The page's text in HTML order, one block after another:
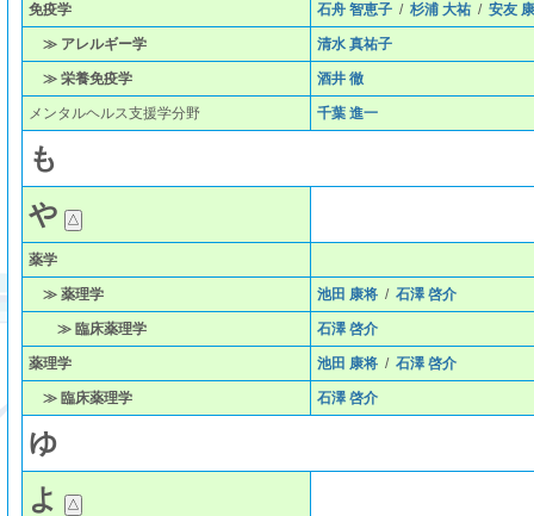
免疫学 石舟 智恵子/ 杉浦 大祐/ 安友
≫ アレルギー学 清水 真祐子
≫ 栄養免疫学 酒井 徹
メンタルヘルス支援学分野 千葉 進一
も
や
薬学
≫ 薬理学 池田 康将/ 石澤 啓介
≫ 臨床薬理学 石澤 啓介
薬理学 池田 康将/ 石澤 啓介
≫ 臨床薬理学 石澤 啓介
ゆ
よ